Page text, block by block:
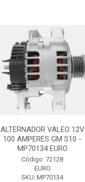
ALTERNADOR VALEO 12V
100 AMPERES GM S10 -
MP70134 EURO
Código: 72128
EURO
SKU: MP70134